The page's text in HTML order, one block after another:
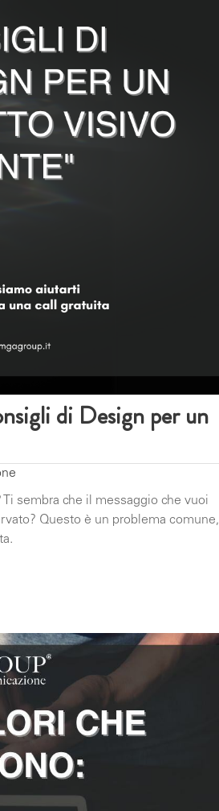
di Design per un
sembra che il messaggio che vuoi
Questo è un problema comune,